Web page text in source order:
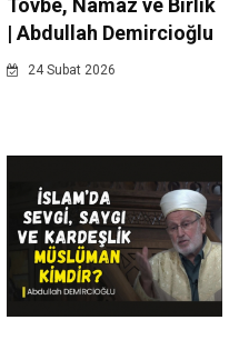
Tövbe, Namaz ve Birlik
| Abdullah Demircioğlu
24 Subat 2026